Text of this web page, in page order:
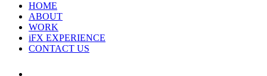
HOME
ABOUT
WORK
iFX EXPERIENCE
CONTACT US